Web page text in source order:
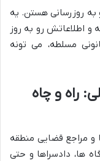
به روزرسانی هستن. یه
اطلاعاتش رو به روز
مسلطه، می تونه
راه و چاه
و مراجع قضایی منطقه
ها، دادسراها و حتی